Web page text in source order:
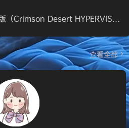
红色沙漠-虚拟机版（Crimson Desert HYPERVISOR）免安装中文版
查看全部